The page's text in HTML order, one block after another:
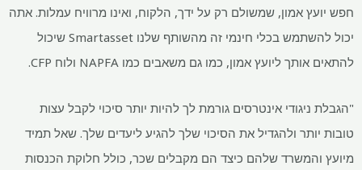
חפש יועץ אמון, שמשולם רק על ידך, הלקוח, ואינו מרוויח עמלות. אתה
יכול להשתמש בכלי חינמי זה מהשותף שלנו Smartasset שיכול
להתאים אותך ליועץ אמון, כמו גם משאבים כמו NAPFA ולוח CFP.
"הגבלת ניגודי אינטרסים גורמת לך להיות יותר סיכוי לקבל עצות
טובות יותר ולהגדיל את הסיכוי שלך להגיע ליעדים שלך. שאל תמיד
מיועץ והמשרד שלהם כיצד הם מקבלים שכר, כולל חלוקת הכנסות